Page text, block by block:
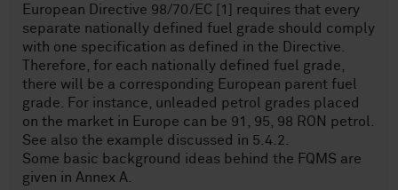
European Directive 98/70/EC [1] requires that every
separate nationally defined fuel grade should comply
with one specification as defined in the Directive.
Therefore, for each nationally defined fuel grade,
there will be a corresponding European parent fuel
grade. For instance, unleaded petrol grades placed
on the market in Europe can be 91, 95, 98 RON petrol.
See also the example discussed in 5.4.2.
Some basic background ideas behind the FQMS are
given in Annex A.